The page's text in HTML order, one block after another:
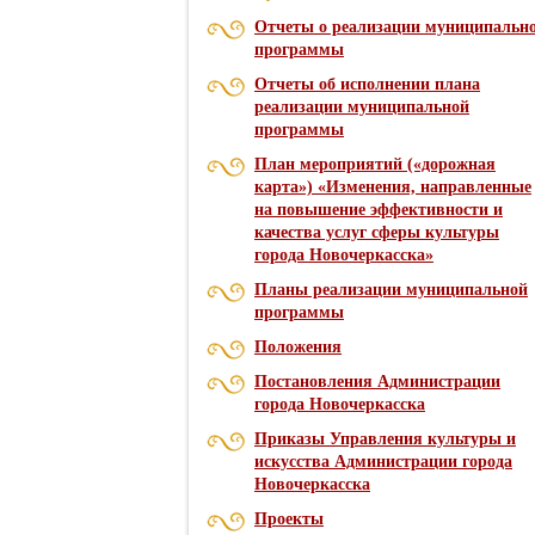
Отчеты о реализации
программы
Отчеты об исполнении плана
реализации муниципальной
программы
План мероприятий («дорожная
карта») «Изменения, направленные
на повышение эффективности и
качества услуг сферы культуры
города Новочеркасска»
Планы реализации муниципальной
программы
Положения
Постановления Администрации
города Новочеркасска
Приказы Управления культуры и
искусства Администрации города
Новочеркасска
Проекты